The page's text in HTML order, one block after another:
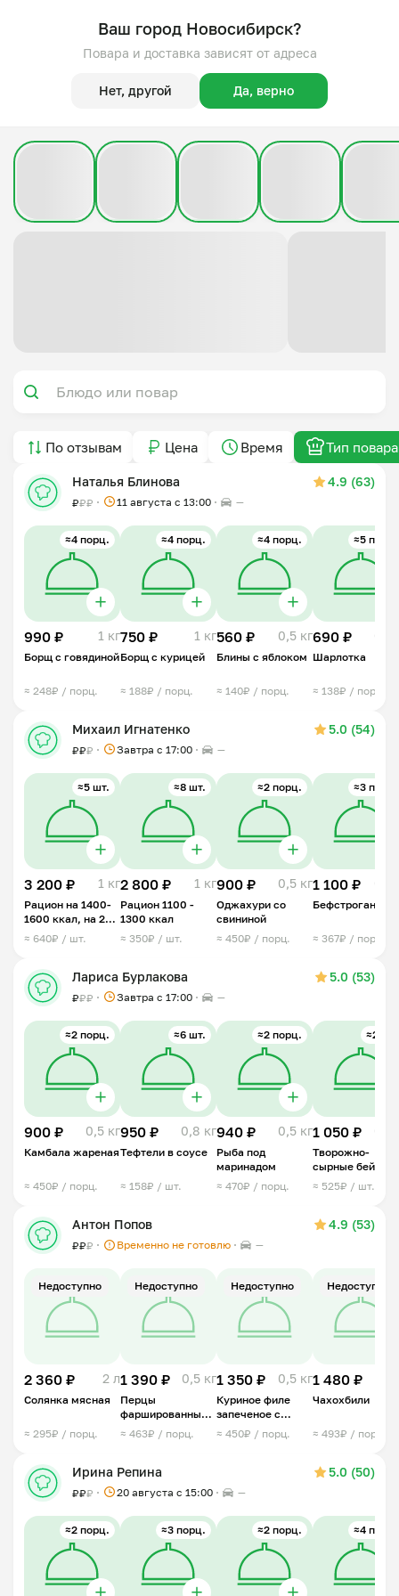
Ваш город Новосибирск?
Повара и доставка зависят от адреса
Нет, другой Да, верно
По отзывам Цена Время Тип повара
Наталья Блинова 4.9 (63)
₽₽₽ 11 августа с 13:00 —
≈4 порц.
990 ₽ 1 кг
Борщ с говядиной
≈ 248₽ / порц.
≈4 порц.
750 ₽ 1 кг
Борщ с курицей
≈ 188₽ / порц.
≈4 порц.
560 ₽ 0,5 кг
Блины с яблоком
≈ 140₽ / порц.
≈5 порц.
690 ₽
Шарлотка
≈ 138₽ / порц.
Михаил Игнатенко 5.0 (54)
₽₽₽ Завтра c 17:00 —
≈5 шт.
3 200 ₽ 1 кг
Рацион на 1400-
1600 ккал, на 2
дня
≈ 640₽ / шт.
≈8 шт.
2 800 ₽ 1 кг
Рацион 1100 -
1300 ккал
≈ 350₽ / шт.
≈2 порц.
900 ₽ 0,5 кг
Оджахури со
свининой
≈ 450₽ / порц.
≈3 порц.
1 100 ₽
Бефстроганов
≈ 367₽ / порц.
Лариса Бурлакова 5.0 (53)
₽₽₽ Завтра c 17:00 —
≈2 порц.
900 ₽ 0,5 кг
Камбала жареная
≈ 450₽ / порц.
≈6 шт.
950 ₽ 0,8 кг
Тефтели в соусе
≈ 158₽ / шт.
≈2 порц.
940 ₽ 0,5 кг
Рыба под
маринадом
≈ 470₽ / порц.
≈2 шт.
1 050 ₽
Творожно-
сырные бейглы
ПП
≈ 525₽ / шт.
Антон Попов 4.9 (53)
₽₽₽ Временно не готовлю —
Недоступно
2 360 ₽ 2 л
Солянка мясная
≈ 295₽ / порц.
Недоступно
1 390 ₽ 0,5 кг
Перцы
фаршированные
запечённые
≈ 463₽ / порц.
Недоступно
1 350 ₽ 0,5 кг
Куриное филе
запеченое с
ананасом
≈ 450₽ / порц.
Недоступно
1 480 ₽
Чахохбили
≈ 493₽ / порц.
Ирина Репина 5.0 (50)
₽₽₽ 20 августа с 15:00 —
≈2 порц. ≈3 порц. ≈2 порц. ≈4 порц.